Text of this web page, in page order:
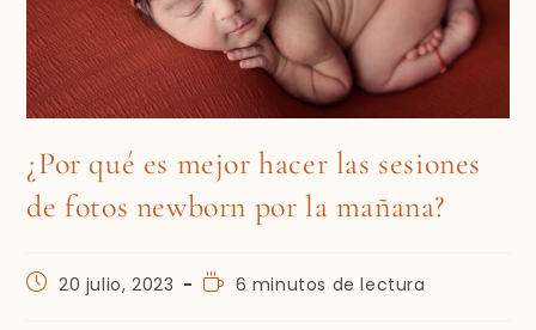
¿Por qué es mejor hacer las sesiones
de fotos newborn por la mañana?
20 julio, 2023 6 minutos de lectura